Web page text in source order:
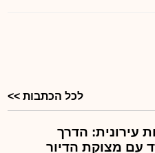
לכל הכתבות >>
עירונית: הדרך
עם מצוקת הדיור